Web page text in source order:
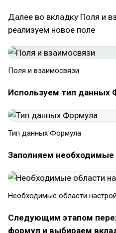
Далее во вкладку Поля и
реализуем новое поле
Поля и взаимосвязи
Используем тип данных
Тип данных Формула
Заполняем необходимые
Необходимые области
Следующим этапом
формул и выбираем